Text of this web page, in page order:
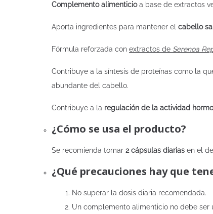
Complemento alimenticio a base de extractos
Aporta ingredientes para mantener el cabello
Fórmula reforzada con extractos de Serenoa
Contribuye a la síntesis de proteínas como la
abundante del cabello.
Contribuye a la regulación de la actividad
¿Cómo se usa el producto?
Se recomienda tomar 2 cápsulas diarias en el
¿Qué precauciones hay que
No superar la dosis diaria recomendada.
Un complemento alimenticio no debe